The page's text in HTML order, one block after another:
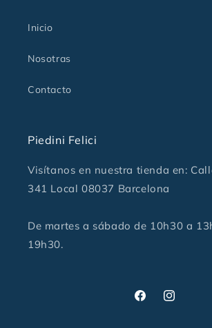
Inicio
Nosotras
Contacto
Piedini Felici
Visítanos en nuestra tienda en:
341 Local 08037 Barcelona
De martes a sábado de 10h30 a
19h30.
FacebookInstagram